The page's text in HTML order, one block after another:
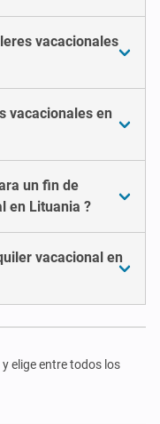
vacacionales
vacacionales en
un fin de
en Lituania ?
vacacional en
y elige entre todos los